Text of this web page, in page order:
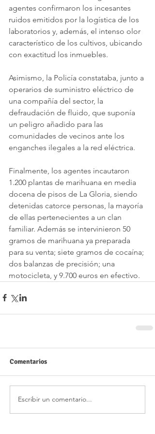
agentes confirmaron los incesantes
ruidos emitidos por la logística de los
laboratorios y, además, el intenso olor
característico de los cultivos, ubicando
con exactitud los inmuebles.
Asimismo, la Policía constataba, junto a
operarios de suministro eléctrico de
una compañía del sector, la
defraudación de fluido, que suponía
un peligro añadido para las
comunidades de vecinos ante los
enganches ilegales a la red eléctrica.
Finalmente, los agentes incautaron
1.200 plantas de marihuana en media
docena de pisos de La Gloria, siendo
detenidas catorce personas, la mayoría
de ellas pertenecientes a un clan
familiar. Además se intervinieron 50
gramos de marihuana ya preparada
para su venta; siete gramos de cocaína;
dos balanzas de precisión; una
motocicleta, y 9.700 euros en efectivo.
Comentarios
Escribir un comentario...